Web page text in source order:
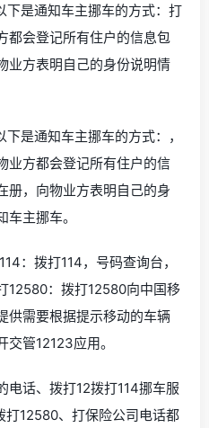
下是通知车主挪车的方式：打
都会登记所有住户的信息包
业方表明自己的身份说明情
是通知车主挪车的方式：，
业方都会登记所有住户的信
册，向物业方表明自己的身
主挪车。
：拨打114，号码查询台，
12580：拨打12580向中国移
供需要根据提示移动的车辆
管12123应用。
电话、拨打12拨打114挪车服
12580、打保险公司电话都